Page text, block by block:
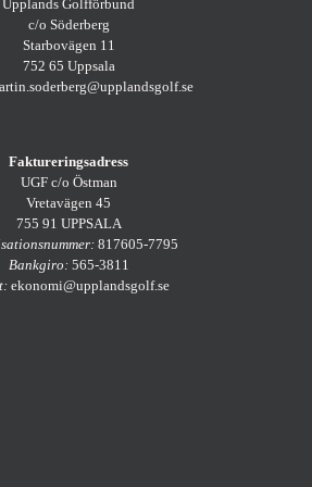
Upplands Golfförbund
c/o Söderberg
Starbovägen 11
752 65 Uppsala
Faktureringsadress
UGF c/o Östman
Vretavägen 45
755 91 UPPSALA
817605-7795
Bankgiro:565-3811
ekonomi@upplandsgolf.se